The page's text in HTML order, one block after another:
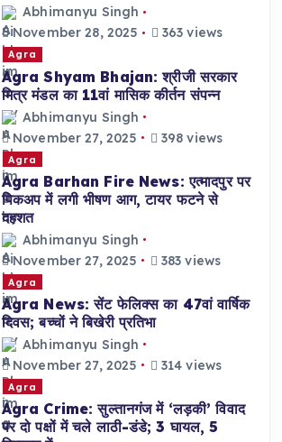
Abhimanyu Singh
November 28, 2025
363 views
Agra
Agra Shyam Bhajan: श्रीजी सरकार
मित्र मंडल का 11वां मासिक कीर्तन संपन्न
Abhimanyu Singh
November 27, 2025
398 views
Agra
Agra Barhan Fire News: एत्मादपुर पर
पिकअप में लगी भीषण आग, टायर फटने से
दहशत
Abhimanyu Singh
November 27, 2025
383 views
Agra
Agra News: सेंट फेलिक्स का 47वां वार्षिक
दिवस; बच्चों ने बिखेरी प्रतिभा
Abhimanyu Singh
November 27, 2025
314 views
Agra
Agra Crime: सुल्तानगंज में ‘लड़की’ विवाद
पर दो पक्षों में चले लाठी-डंडे; 3 घायल, 5